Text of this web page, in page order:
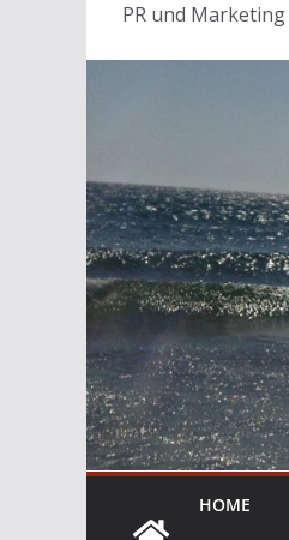
PR und Marketing
HOME